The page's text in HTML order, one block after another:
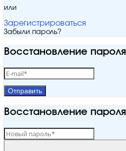
или
Зарегистрироваться
Забыли пароль?
Восстановление пароля
Отправить
Восстановление пароля